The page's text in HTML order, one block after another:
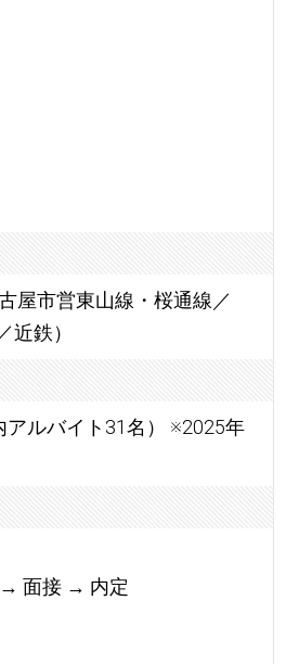
屋市営東山線・桜通線／
近鉄）
ルバイト31名） ※2025年
→ 面接 → 内定